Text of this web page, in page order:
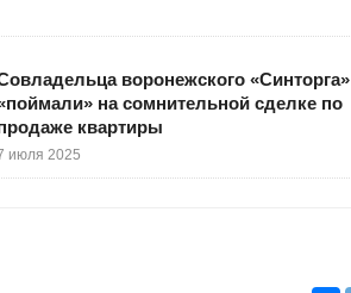
воронежского «Синторга»
на сомнительной сделке по
квартиры
июля 2025